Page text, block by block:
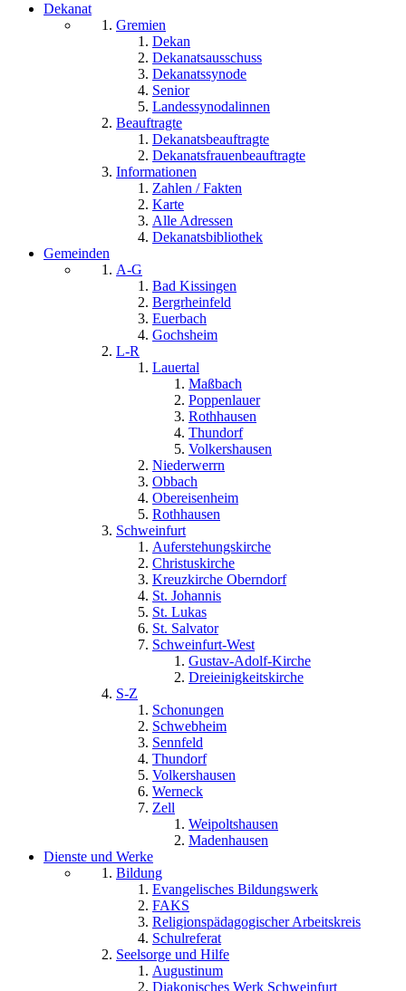
Dekanat
Gremien
Dekan
Dekanatsausschuss
Dekanatssynode
Senior
Landessynodalinnen
Beauftragte
Dekanatsbeauftragte
Dekanatsfrauenbeauftragte
Informationen
Zahlen / Fakten
Karte
Alle Adressen
Dekanatsbibliothek
Gemeinden
A-G
Bad Kissingen
Bergrheinfeld
Euerbach
Gochsheim
L-R
Lauertal
Maßbach
Poppenlauer
Rothhausen
Thundorf
Volkershausen
Niederwerrn
Obbach
Obereisenheim
Rothhausen
Schweinfurt
Auferstehungskirche
Christuskirche
Kreuzkirche Oberndorf
St. Johannis
St. Lukas
St. Salvator
Schweinfurt-West
Gustav-Adolf-Kirche
Dreieinigkeitskirche
S-Z
Schonungen
Schwebheim
Sennfeld
Thundorf
Volkershausen
Werneck
Zell
Weipoltshausen
Madenhausen
Dienste und Werke
Bildung
Evangelisches Bildungswerk
FAKS
Religionspädagogischer Arbeitskreis
Schulreferat
Seelsorge und Hilfe
Augustinum
Diakonisches Werk Schweinfurt